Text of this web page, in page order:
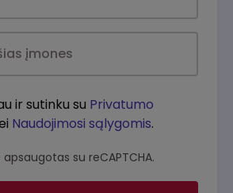
ir sutinku su Privatumo
Naudojimosi sąlygomis.
apsaugotas su reCAPTCHA.